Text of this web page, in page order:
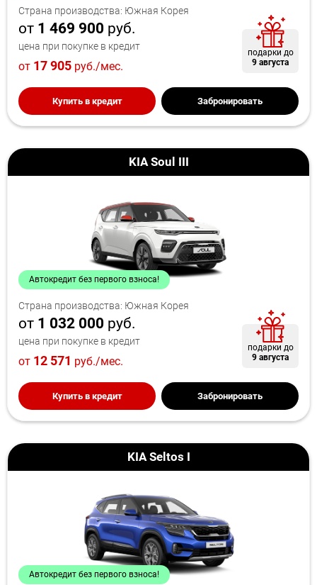
Страна производства: Южная Корея
от 1 469 900 руб.
цена при покупке в кредит
от 17 905 руб./мес.
подарки до
9 августа
Купить в кредит Забронировать
KIA Soul III
Автокредит без первого взноса!
Страна производства: Южная Корея
от 1 032 000 руб.
цена при покупке в кредит
от 12 571 руб./мес.
подарки до
9 августа
Купить в кредит Забронировать
KIA Seltos I
Автокредит без первого взноса!